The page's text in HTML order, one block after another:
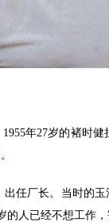
年27岁的褚时健
任厂长。当时的
的人已经不想工作